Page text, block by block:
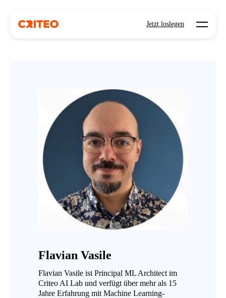
Jetzt loslegen Open
Flavian Vasile
Flavian Vasile ist Principal ML Architect im
Criteo AI Lab und verfügt über mehr als 15
Jahre Erfahrung mit Machine Learning-